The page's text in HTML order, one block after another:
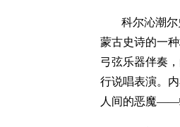
科尔沁潮
蒙古史诗的一
弓弦乐器伴奏
行说唱表演。
人间的恶魔——